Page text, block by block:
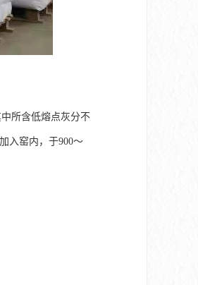
所含低熔点灰分不
入窑内，于900～